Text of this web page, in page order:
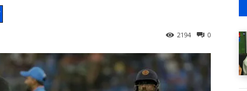
0
2194